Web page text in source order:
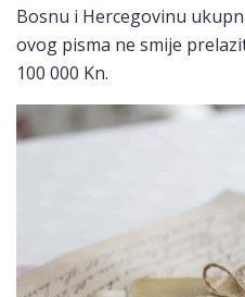
Bosnu i Hercegovinu
ovog pisma ne smije
100 000 Kn.